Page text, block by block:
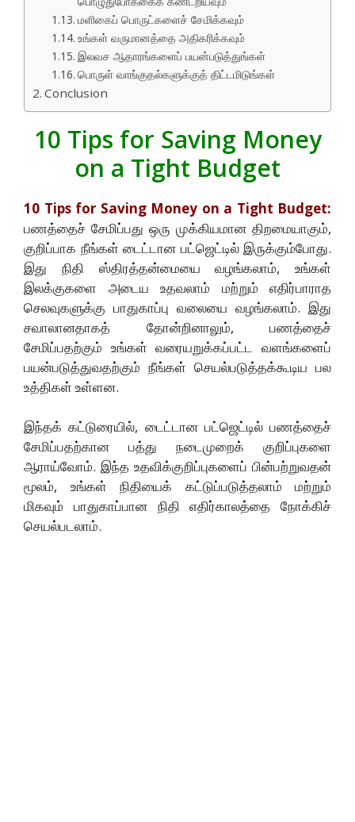
மளிகைப் பொருட்களைச் சேமிக்கவும்
உங்கள் வருமானத்தை அதிகரிக்கவும்
இலவச ஆதாரங்களைப் பயன்படுத்துங்கள்
பொருள் வாங்குதல்களுக்குத் திட்டமிடுங்கள்
Conclusion
10 Tips for Saving Money
on a Tight Budget
10 Tips for Saving Money on a Tight Budget:
பணத்தைச் சேமிப்பது ஒரு முக்கியமான திறமையாகும்,
குறிப்பாக நீங்கள் டைட்டான பட்ஜெட்டில் இருக்கும்போது.
இது நிதி ஸ்திரத்தன்மையை வழங்கலாம், உங்கள்
இலக்குகளை அடைய உதவலாம் மற்றும் எதிர்பாராத
செலவுகளுக்கு பாதுகாப்பு வலையை வழங்கலாம். இது
சவாலானதாகத் தோன்றினாலும், பணத்தைச்
சேமிப்பதற்கும் உங்கள் வரையறுக்கப்பட்ட வளங்களைப்
பயன்படுத்துவதற்கும் நீங்கள் செயல்படுத்தக்கூடிய பல
உத்திகள் உள்ளன.
இந்தக் கட்டுரையில், டைட்டான பட்ஜெட்டில் பணத்தைச்
சேமிப்பதற்கான பத்து நடைமுறைக் குறிப்புகளை
ஆராய்வோம். இந்த உதவிக்குறிப்புகளைப் பின்பற்றுவதன்
மூலம், உங்கள் நிதியைக் கட்டுப்படுத்தலாம் மற்றும்
மிகவும் பாதுகாப்பான நிதி எதிர்காலத்தை நோக்கிச்
செயல்படலாம்.